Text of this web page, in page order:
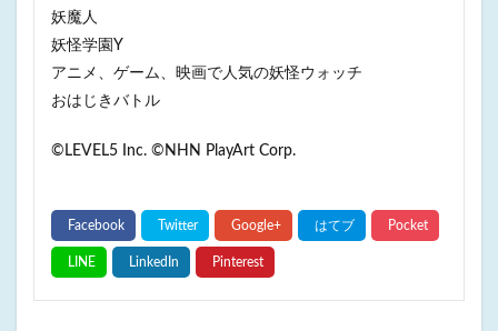
妖魔人
妖怪学園Y
アニメ、ゲーム、映画で人気の妖怪ウォッチ
おはじきバトル
©LEVEL5 Inc. ©NHN PlayArt Corp.